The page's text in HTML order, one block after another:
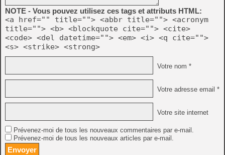
NOTE - Vous pouvez utilisez ces tags et attributs HTML:
<a href="" title=""> <abbr title=""> <acronym
title=""> <b> <blockquote cite=""> <cite>
<code> <del datetime=""> <em> <i> <q cite="">
<s> <strike> <strong>
Votre nom *
Votre adresse email *
Votre site internet
Prévenez-moi de tous les nouveaux commentaires par e-mail.
Prévenez-moi de tous les nouveaux articles par e-mail.